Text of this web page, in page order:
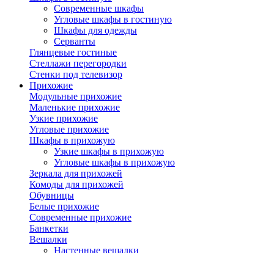
Современные шкафы
Угловые шкафы в гостиную
Шкафы для одежды
Серванты
Глянцевые гостиные
Стеллажи перегородки
Стенки под телевизор
Прихожие
Модульные прихожие
Маленькие прихожие
Узкие прихожие
Угловые прихожие
Шкафы в прихожую
Узкие шкафы в прихожую
Угловые шкафы в прихожую
Зеркала для прихожей
Комоды для прихожей
Обувницы
Белые прихожие
Современные прихожие
Банкетки
Вешалки
Настенные вешалки